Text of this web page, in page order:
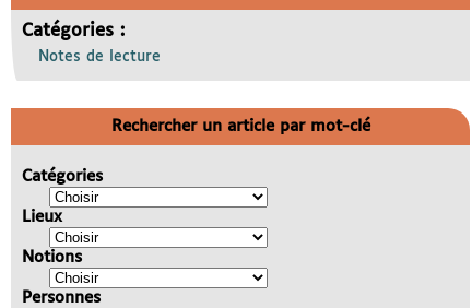
Catégories :
Notes de lecture
Rechercher un article par mot-clé
Catégories
Lieux
Notions
Personnes